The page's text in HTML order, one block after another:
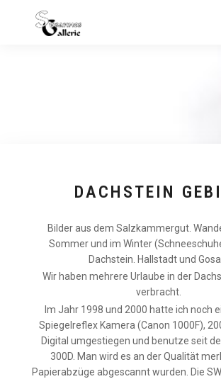
DACHSTEIN
Bilder aus dem Salzkammergut.
Sommer und im Winter
Dachstein. Hallstadt und
Wir haben mehrere Urlaube in der
verbracht.
Im Jahr 1998 und 2000 hatte ich noch
Spiegelreflex Kamera (Canon 1000F),
Digital umgestiegen und benutze seit
300D. Man wird es an der Qualität
Papierabzüge abgescannt wurden. Die